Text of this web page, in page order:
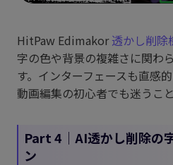
HitPaw Edimakor透かし削除
字の色や背景の複雑さに関わ
す。インターフェースも直感
動画編集の初心者でも迷うこ
Part 4｜AI透かし削除の
ン